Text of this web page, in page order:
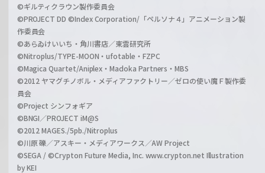
©ギルティクラウン製作委員会
©PROJECT DD ©Index Corporation/「ペルソナ４」アニメーション製
作委員会
©あらゐけいいち・角川書店／東雲研究所
©Nitroplus/TYPE-MOON・ufotable・FZPC
©Magica Quartet/Aniplex・Madoka Partners・MBS
©2012 ヤマグチノボル・メディアファクトリー／ゼロの使い魔Ｆ製作委
員会
©Project シンフォギア
©BNGI／PROJECT iM@S
©2012 MAGES./5pb./Nitroplus
©川原 礫／アスキー・メディアワークス／AW Project
©SEGA / ©Crypton Future Media, Inc. www.crypton.net Illustration
by KEI